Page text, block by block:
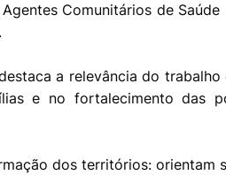
Comunitários de Saúde
a relevância do trabalho
e no fortalecimento das
dos territórios: orientam